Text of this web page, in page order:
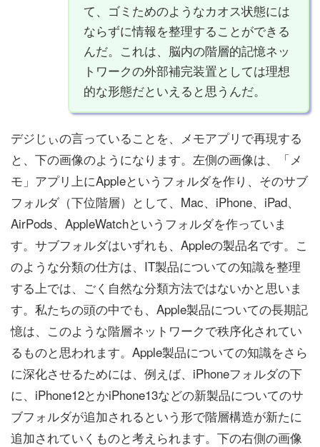
て、ゴミためのようなカオス状態には
ならずに情報を整理することができる
んだ。これは、脳内の階層的記憶ネッ
トワークの外部補完装置としては理想
的な形態だといえると思うんだ。
デジじぃの言っていることを、メモアプリで再現する
と、下の画像のようになります。左側の画像は、「メ
モ」アプリ上にAppleというフォルダを作り、そのサブ
フォルダ（下位階層）として、Mac、iPhone、iPad、
AirPods、AppleWatchというフォルダを作っていま
す。サブフォルダはいずれも、Appleの製品名です。こ
のような分類の仕方は、IT製品についての知識を整理
する上では、ごく自然な分類方法ではないかと思いま
す。私たちの頭の中でも、Apple製品についての長期記
憶は、このような階層ネットワークで秩序化されてい
るものと思われます。Apple製品についての知識をさら
に深化させるためには、例えば、iPhoneフォルダの下
に、iPhone12とかiPhone13などの新製品についてのサ
ブフォルダが追加されるという形で階層構造が新たに
追加されていくものと考えられます。下の右側の画像